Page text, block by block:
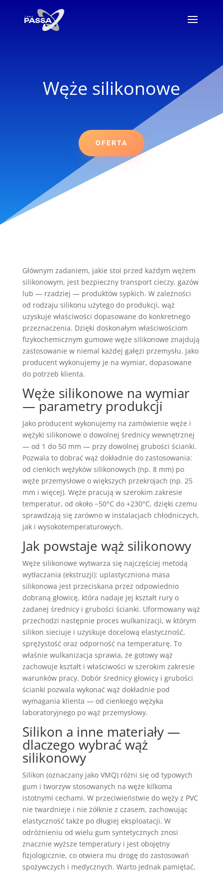
Węże silikonowe
OFERTA
Głównym zadaniem, jakie stoi przed każdym wężem
silikonowym, jest bezpieczny transport cieczy, gazów
lub — rzadziej — produktów sypkich. W zależności
od rodzaju silikonu użytego do produkcji, wąż
uzyskuje właściwości dopasowane do konkretnego
przeznaczenia. Dzięki doskonałym właściwościom
fizykochemicznym gumowe węże silikonowe znajdują
zastosowanie w niemal każdej gałęzi przemysłu. Jako
producent wykonujemy je na wymiar, dopasowane
do potrzeb klienta.
Węże silikonowe na wymiar
— parametry produkcji
Jako producent wykonujemy na zamówienie węże i
wężyki silikonowe o dowolnej średnicy wewnętrznej
— od 1 do 50 mm — przy dowolnej grubości ścianki.
Pozwala to dobrać wąż dokładnie do zastosowania:
od cienkich wężyków silikonowych (np. 8 mm) po
węże przemysłowe o większych przekrojach (np. 25
mm i więcej). Węże pracują w szerokim zakresie
temperatur, od około −50°C do +230°C, dzięki czemu
sprawdzają się zarówno w instalacjach chłodniczych,
jak i wysokotemperaturowych.
Jak powstaje wąż silikonowy
Węże silikonowe wytwarza się najczęściej metodą
wytłaczania (ekstruzji): uplastyczniona masa
silikonowa jest przeciskana przez odpowiednio
dobraną głowicę, która nadaje jej kształt rury o
zadanej średnicy i grubości ścianki. Uformowany wąż
przechodzi następnie proces wulkanizacji, w którym
silikon sieciuje i uzyskuje docelową elastyczność,
sprężystość oraz odporność na temperaturę. To
właśnie wulkanizacja sprawia, że gotowy wąż
zachowuje kształt i właściwości w szerokim zakresie
warunków pracy. Dobór średnicy głowicy i grubości
ścianki pozwala wykonać wąż dokładnie pod
wymagania klienta — od cienkiego wężyka
laboratoryjnego po wąż przemysłowy.
Silikon a inne materiały —
dlaczego wybrać wąż
silikonowy
Silikon (oznaczany jako VMQ) różni się od typowych
gum i tworzyw stosowanych na węże kilkoma
istotnymi cechami. W przeciwieństwie do węży z PVC
nie twardnieje i nie żółknie z czasem, zachowując
elastyczność także po długiej eksploatacji. W
odróżnieniu od wielu gum syntetycznych znosi
znacznie wyższe temperatury i jest obojętny
fizjologicznie, co otwiera mu drogę do zastosowań
spożywczych i medycznych. Warto jednak pamiętać,